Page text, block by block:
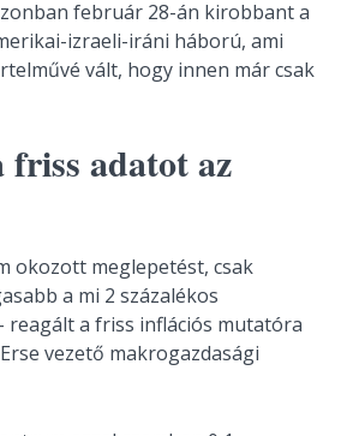
február 28-án kirobbant a
izraeli-iráni háború, ami
vált, hogy innen már csak
adatot az
okozott meglepetést, csak
a mi 2 százalékos
reagált a friss inflációs mutatóra
vezető makrogazdasági